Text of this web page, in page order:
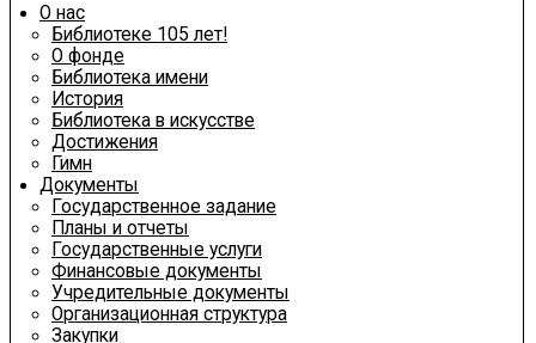
О нас
Библиотеке 105 лет!
О фонде
Библиотека имени
История
Библиотека в искусстве
Достижения
Гимн
Документы
Государственное задание
Планы и отчеты
Государственные услуги
Финансовые документы
Учредительные документы
Организационная структура
Закупки